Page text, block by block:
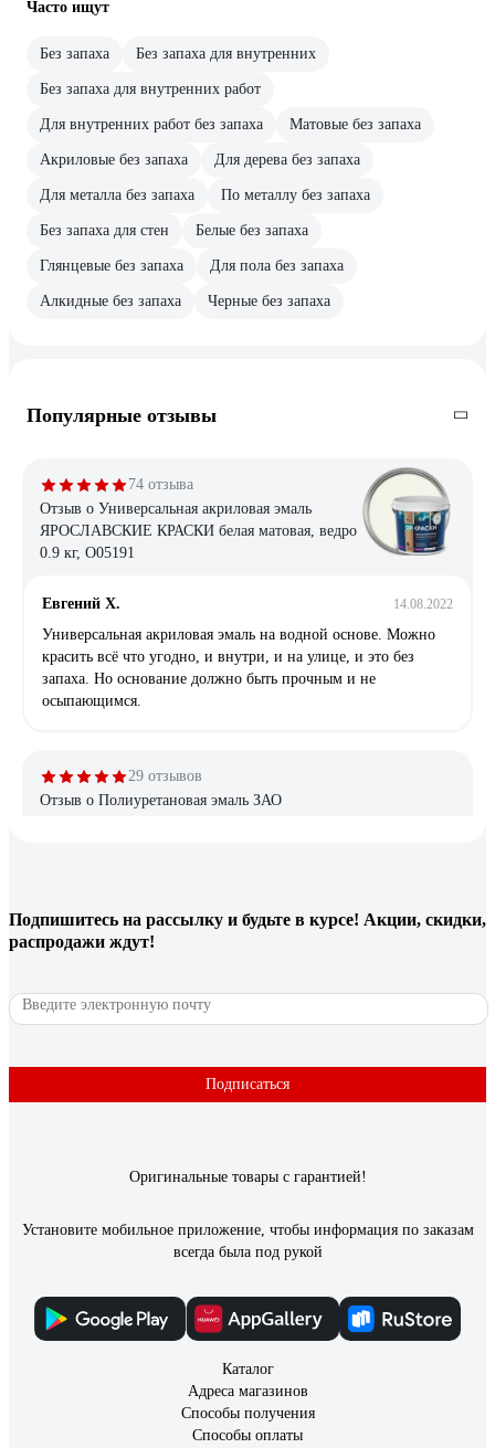
Часто ищут
Без запаха Без запаха для внутренних
Без запаха для внутренних работ
Для внутренних работ без запаха Матовые без запаха
Акриловые без запаха Для дерева без запаха
Для металла без запаха По металлу без запаха
Без запаха для стен Белые без запаха
Глянцевые без запаха Для пола без запаха
Алкидные без запаха Черные без запаха
Популярные отзывы
74 отзыва
Отзыв о Универсальная акриловая эмаль
ЯРОСЛАВСКИЕ КРАСКИ белая матовая, ведро
0.9 кг, О05191
Евгений Х. 14.08.2022
Универсальная акриловая эмаль на водной основе. Можно
красить всё что угодно, и внутри, и на улице, и это без
запаха. Но основание должно быть прочным и не
осыпающимся.
29 отзывов
Отзыв о Полиуретановая эмаль ЗАО
За небольшие деньги напоминает эпоксидную краску, только
обращаться с ней проще, сохнет быстрее.
41 отзыв
BW; 0,75 л) 5327289
Подпишитесь на рассылку и будьте в курсе! Акции, скидки,
распродажи ждут!
Подписаться
Оригинальные товары с гарантией!
Установите мобильное приложение, чтобы информация по заказам
всегда была под рукой
Каталог
Адреса магазинов
Способы получения
Способы оплаты